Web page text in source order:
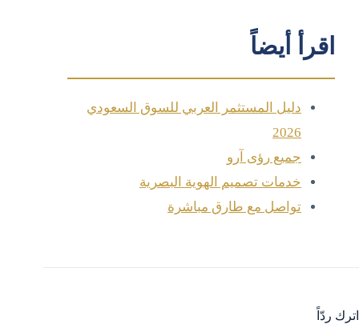
اقرأ أيضاً
دليل المستثمر العربي للسوق السعودي
2026
جميع رؤى آرو
خدمات تصميم الهوية البصرية
تواصل مع طارق مباشرة
اترك ردّاً